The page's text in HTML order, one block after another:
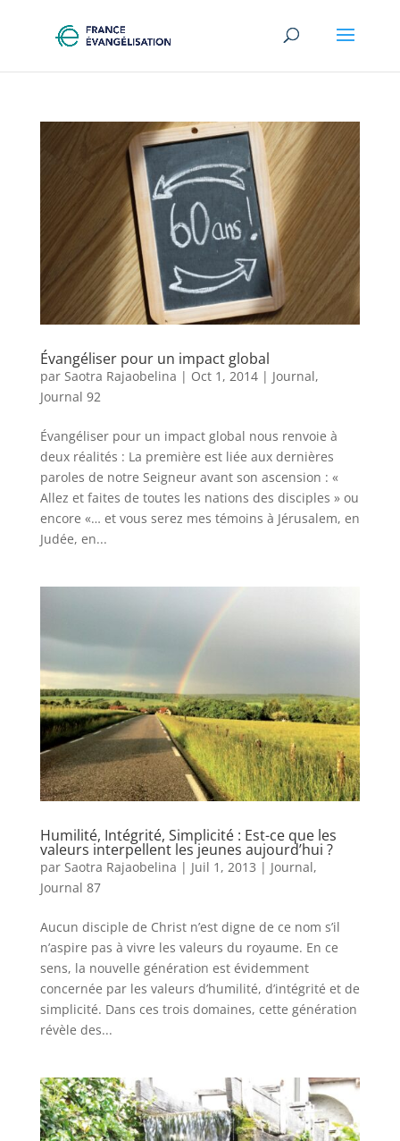
Évangéliser pour un impact global
par Saotra Rajaobelina | Oct 1, 2014| Journal,
Journal 92
Évangéliser pour un impact global nous renvoie à
deux réalités : La première est liée aux dernières
paroles de notre Seigneur avant son ascension : «
Allez et faites de toutes les nations des disciples » ou
encore «… et vous serez mes témoins à Jérusalem, en
Judée, en...
Humilité, Intégrité, Simplicité : Est-ce que les
valeurs interpellent les jeunes aujourd’hui ?
par Saotra Rajaobelina | Juil 1, 2013 | Journal,
Journal 87
Aucun disciple de Christ n’est digne de ce nom s’il
n’aspire pas à vivre les valeurs du royaume. En ce
sens, la nouvelle génération est évidemment
concernée par les valeurs d’humilité, d’intégrité et de
simplicité. Dans ces trois domaines, cette génération
révèle des...